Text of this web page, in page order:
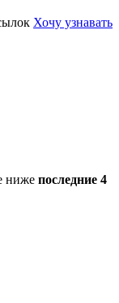
Хочу узнавать
ниже последние 4